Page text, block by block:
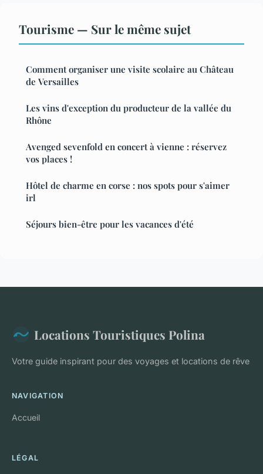
Tourisme — Sur le même sujet
Comment organiser une visite scolaire au Château
de Versailles
Les vins d'exception du producteur de la vallée du
Rhône
Avenged sevenfold en concert à vienne : réservez
vos places !
Hôtel de charme en corse : nos spots pour s'aimer
irl
Séjours bien-être pour les vacances d'été
Locations Touristiques Polina
Votre guide inspirant pour des voyages et locations de rêve
NAVIGATION
Accueil
LÉGAL